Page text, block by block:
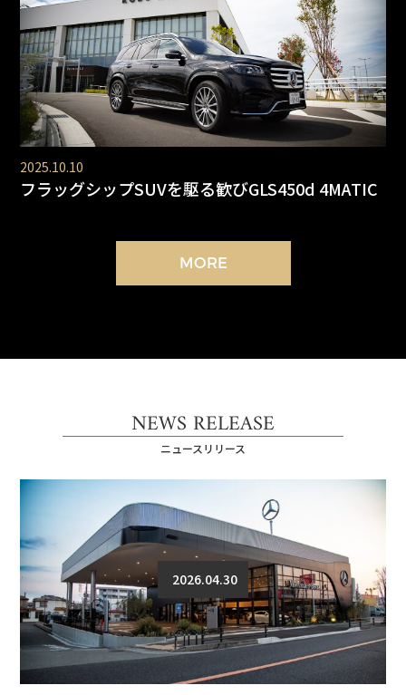
2025.10.10
フラッグシップSUVを駆る歓びGLS450d 4MATIC
MORE
NEWS RELEASE
ニュースリリース
2026.04.30